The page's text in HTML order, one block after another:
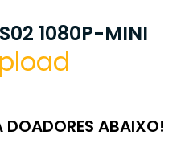
1080P-MINI
DOADORES ABAIXO!